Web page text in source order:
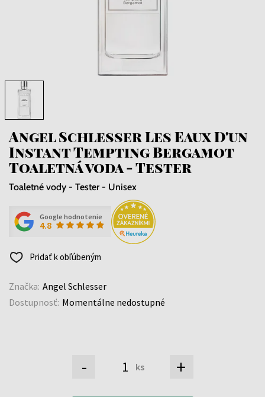
Angel Schlesser Les Eaux D'un
Instant Tempting Bergamot
Toaletná voda - Tester
Toaletné vody - Tester - Unisex
Google hodnotenie
4.8
Pridať k obľúbeným
Značka: Angel Schlesser
Dostupnosť: Momentálne nedostupné
- ks +